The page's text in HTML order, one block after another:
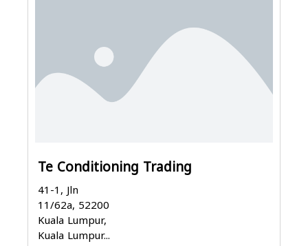
Te Conditioning Trading
41-1, Jln
11/62a, 52200
Kuala Lumpur,
Kuala Lumpur...